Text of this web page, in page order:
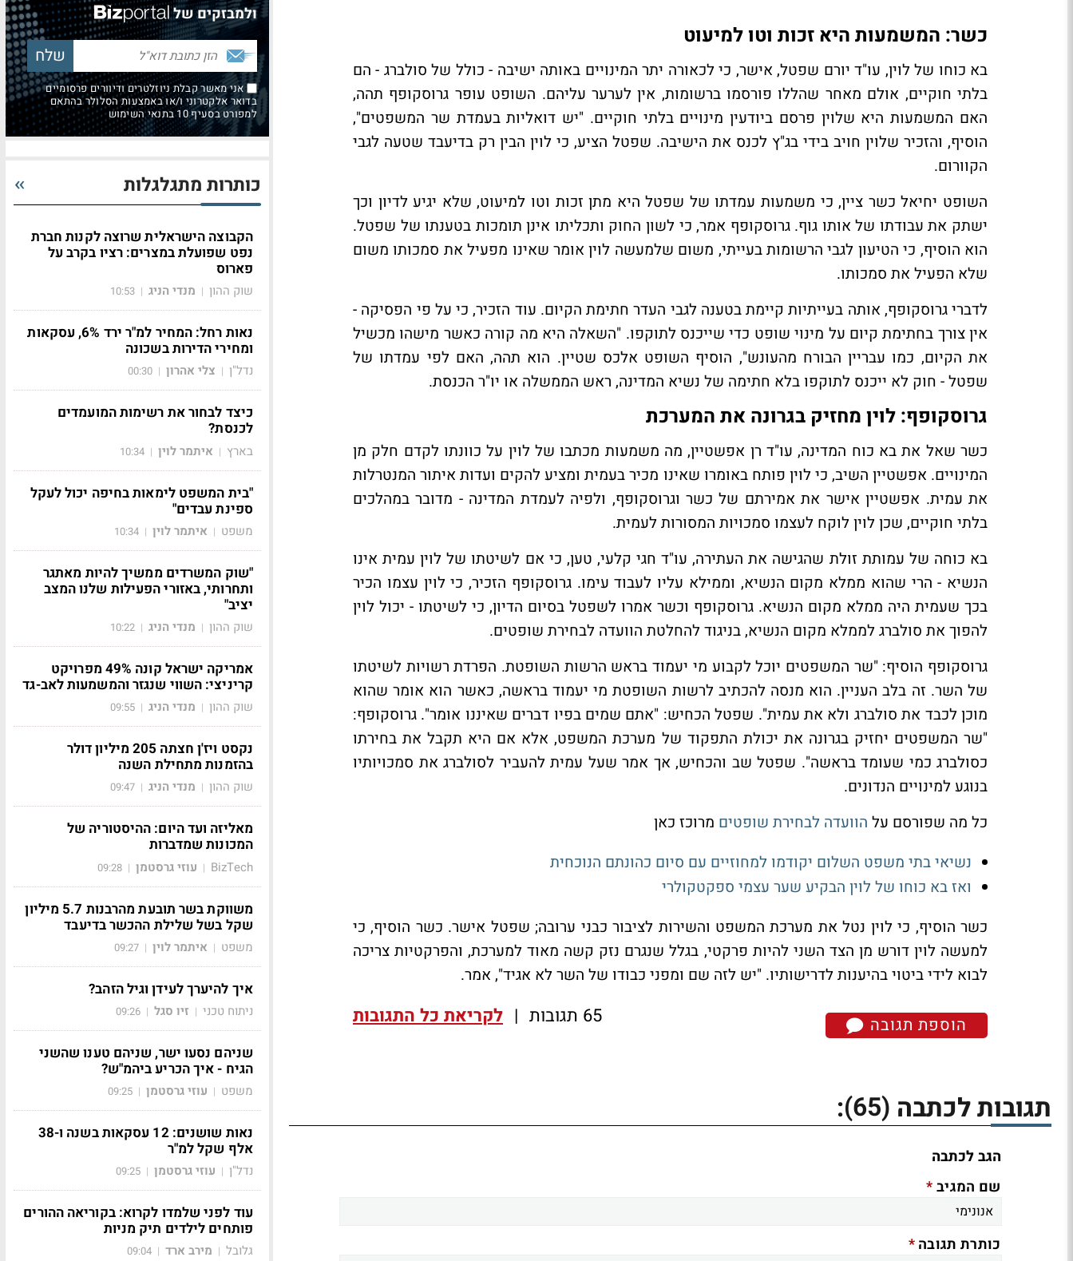
כשר: המשמעות היא זכות וטו למיעוט
בא כוחו של לוין, עו"ד יורם שפטל, אישר, כי לכאורה יתר המינויים באותה ישיבה - כולל של סולברג - הם
בלתי חוקיים, אולם מאחר שהללו פורסמו ברשומות, אין לערער עליהם. השופט עופר גרוסקופף תהה,
האם המשמעות היא שלוין פרסם ביודעין מינויים בלתי חוקיים. "יש דואליות בעמדת שר המשפטים",
הוסיף, והזכיר שלוין חויב בידי בג"ץ לכנס את הישיבה. שפטל הציע, כי לוין הבין רק בדיעבד שטעה לגבי
הקוורום.
השופט יחיאל כשר ציין, כי משמעות עמדתו של שפטל היא מתן זכות וטו למיעוט, שלא יגיע לדיון וכך
ישתק את עבודתו של אותו גוף. גרוסקופף אמר, כי לשון החוק ותכליתו אינן תומכות בטענתו של שפטל.
הוא הוסיף, כי הטיעון לגבי הרשומות בעייתי, משום שלמעשה לוין אומר שאינו מפעיל את סמכותו משום
שלא הפעיל את סמכותו.
לדברי גרוסקופף, אותה בעייתיות קיימת בטענה לגבי העדר חתימת הקיום. עוד הזכיר, כי על פי הפסיקה -
אין צורך בחתימת קיום על מינוי שופט כדי שייכנס לתוקפו. "השאלה היא מה קורה כאשר מישהו מכשיל
את הקיום, כמו עבריין הבורח מהעונש", הוסיף השופט אלכס שטיין. הוא תהה, האם לפי עמדתו של
שפטל - חוק לא ייכנס לתוקפו בלא חתימה של נשיא המדינה, ראש הממשלה או יו"ר הכנסת.
גרוסקופף: לוין מחזיק בגרונה את המערכת
כשר שאל את בא כוח המדינה, עו"ד רן אפשטיין, מה משמעות מכתבו של לוין על כוונתו לקדם חלק מן
המינויים. אפשטיין השיב, כי לוין פותח באומרו שאינו מכיר בעמית ומציע להקים ועדות איתור המנטרלות
את עמית. אפשטיין אישר את אמירתם של כשר וגרוסקופף, ולפיה לעמדת המדינה - מדובר במהלכים
בלתי חוקיים, שכן לוין לוקח לעצמו סמכויות המסורות לעמית.
בא כוחה של עמותת זולת שהגישה את העתירה, עו"ד חגי קלעי, טען, כי אם לשיטתו של לוין עמית אינו
הנשיא - הרי שהוא ממלא מקום הנשיא, וממילא עליו לעבוד עימו. גרוסקופף הזכיר, כי לוין עצמו הכיר
בכך שעמית היה ממלא מקום הנשיא. גרוסקופף וכשר אמרו לשפטל בסיום הדיון, כי לשיטתו - יכול לוין
להפוך את סולברג לממלא מקום הנשיא, בניגוד להחלטת הוועדה לבחירת שופטים.
גרוסקופף הוסיף: "שר המשפטים יוכל לקבוע מי יעמוד בראש הרשות השופטת. הפרדת רשויות לשיטתו
של השר. זה בלב העניין. הוא מנסה להכתיב לרשות השופטת מי יעמוד בראשה, כאשר הוא אומר שהוא
מוכן לכבד את סולברג ולא את עמית". שפטל הכחיש: "אתם שמים בפיו דברים שאיננו אומר". גרוסקופף:
"שר המשפטים יחזיק בגרונה את יכולת התפקוד של מערכת המשפט, אלא אם היא תקבל את בחירתו
כסולברג כמי שעומד בראשה". שפטל שב והכחיש, אך אמר שעל עמית להעביר לסולברג את סמכויותיו
בנוגע למינויים הנדונים.
כל מה שפורסם על הוועדה לבחירת שופטים מרוכז כאן
נשיאי בתי משפט השלום יקודמו למחוזיים עם סיום כהונתם הנוכחית
ואז בא כוחו של לוין הבקיע שער עצמי ספקטקולרי
כשר הוסיף, כי לוין נטל את מערכת המשפט והשירות לציבור כבני ערובה; שפטל אישר. כשר הוסיף, כי
למעשה לוין דורש מן הצד השני להיות פרקטי, בגלל שנגרם נזק קשה מאוד למערכת, והפרקטיות צריכה
לבוא לידי ביטוי בהיענות לדרישותיו. "יש לזה שם ומפני כבודו של השר לא אגיד", אמר.
הוספת תגובה 65 תגובות | לקריאת כל התגובות
תגובות לכתבה (65)
:
הגב לכתבה
שם המגיב*
כותרת תגובה*
ולמבזקים של
אני מאשר קבלת ניוזלטרים ודיוורים פרסומיים
בדואר אלקטרוני ו/או באמצעות הסלולר בהתאם
למפורט בסעיף 10 בתנאי השימוש
כותרות מתגלגלות
הקבוצה הישראלית שרוצה לקנות חברת
נפט שפועלת במצרים: רציו בקרב על
פארוס
שוק ההון | מנדי הניג |
10:53
נאות רחל: המחיר למ"ר ירד 6%, עסקאות
ומחירי הדירות בשכונה
נדל"ן | צלי אהרון |
00:30
כיצד לבחור את רשימות המועמדים
לכנסת?
בארץ | איתמר לוין |
10:34
"בית המשפט לימאות בחיפה יכול לעקל
ספינת עבדים"
משפט | איתמר לוין |
10:34
"שוק המשרדים ממשיך להיות מאתגר
ותחרותי, באזורי הפעילות שלנו המצב
יציב"
שוק ההון | מנדי הניג |
10:22
אמריקה ישראל קונה 49% מפרויקט
קריניצי: השווי שנגזר והמשמעות לאב-גד
שוק ההון | מנדי הניג |
09:55
נקסט ויז'ן חצתה 205 מיליון דולר
בהזמנות מתחילת השנה
שוק ההון | מנדי הניג |
09:47
מאליזה ועד היום: ההיסטוריה של
המכונות שמדברות
BizTech
| עוזי גרסטמן |
09:28
משווקת בשר תובעת מהרבנות 5.7 מיליון
שקל בשל שלילת ההכשר בדיעבד
משפט | איתמר לוין |
09:27
איך להיערך לעידן וגיל הזהב?
ניתוח טכני | זיו סגל |
09:26
שניהם נסעו ישר, שניהם טענו שהשני
הגיח - איך הכריע ביהמ"ש?
משפט | עוזי גרסטמן |
09:25
נאות שושנים: 12 עסקאות בשנה ו-38
אלף שקל למ"ר
נדל"ן | עוזי גרסטמן |
09:25
עוד לפני שלמדו לקרוא: בקוריאה ההורים
פותחים לילדים תיק מניות
גלובל | מירב ארד |
09:04